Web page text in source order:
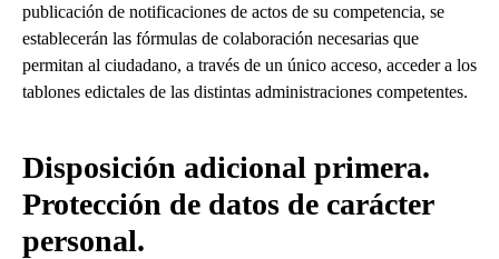
publicación de notificaciones de actos de su competencia, se
establecerán las fórmulas de colaboración necesarias que
permitan al ciudadano, a través de un único acceso, acceder a los
tablones edictales de las distintas administraciones competentes.
Disposición adicional primera.
Protección de datos de carácter
personal.